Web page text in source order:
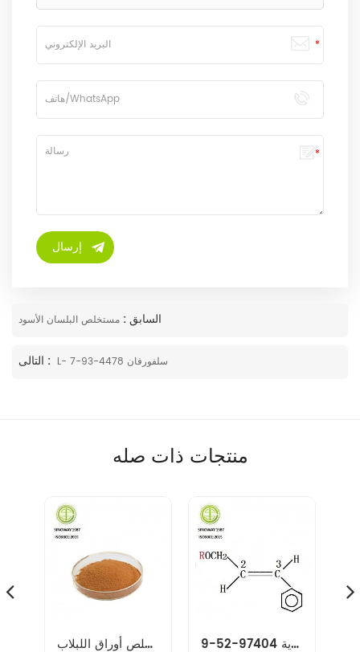
السابق : مستخلص البلسان الأسود
التالى : L- سلفورفان 4478-93-7
منتجات ذات صله
مستخلص أوراق اللبلاب مستخلص رهوديولا الوردية 97404-52-9